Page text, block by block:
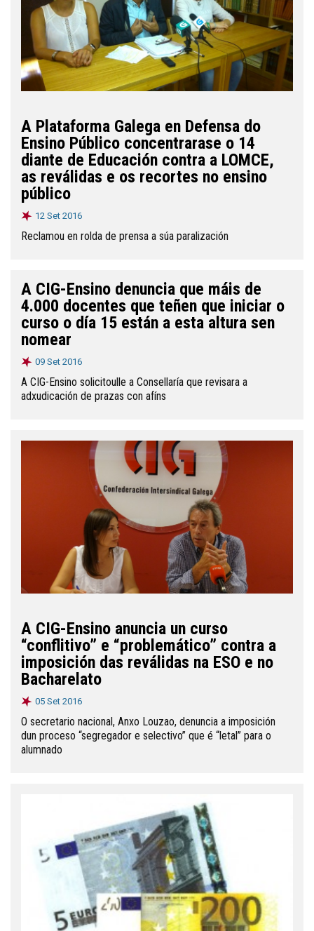
A Plataforma Galega en Defensa do
Ensino Público concentrarase o 14
diante de Educación contra a LOMCE,
as reválidas e os recortes no ensino
público
12 Set 2016
Reclamou en rolda de prensa a súa paralización
A CIG-Ensino denuncia que máis de
4.000 docentes que teñen que iniciar o
curso o día 15 están a esta altura sen
nomear
09 Set 2016
A CIG-Ensino solicitoulle a Consellaría que revisara a
adxudicación de prazas con afíns
A CIG-Ensino anuncia un curso
“conflitivo” e “problemático” contra a
imposición das reválidas na ESO e no
Bacharelato
05 Set 2016
O secretario nacional, Anxo Louzao, denuncia a imposición
dun proceso “segregador e selectivo” que é “letal” para o
alumnado